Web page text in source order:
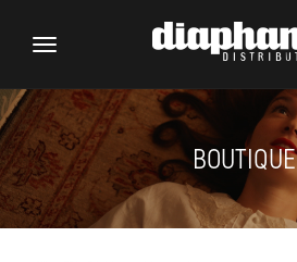
Toggle
BOUTIQUE